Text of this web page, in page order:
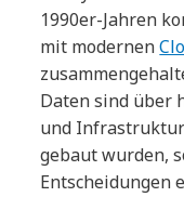
1990er-Jahren
mit modernen
Daten sind über
und
gebaut wurden,
Entscheidungen